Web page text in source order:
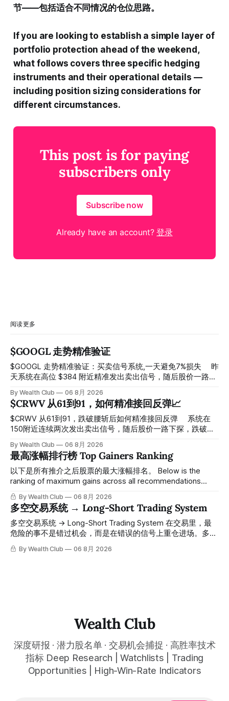
节——包括适合不同情况的仓位思路。
If you are looking to establish a simple layer of
portfolio protection ahead of the weekend,
what follows covers three specific hedging
instruments and their operational details —
including position sizing considerations for
different circumstances.
This post is for paying
subscribers only
Subscribe now
Already have an account?登录
阅读更多
$GOOGL 走势精准验证
$GOOGL 走势精准验证：买卖信号系统,一天避免7%损失 ⠀ 昨
天系统在高位 $384 附近精准发出卖出信号，随后股价一路下
工干预，无需猜顶猜底，系统结合大数据自动帮你读懂市场情
绪与资金流向的转折点。 ⠀ 想要使用同款买卖信号交易系统
指标，以及更多核心名单、深度研究报告、交易机会 :
thewealthclub.vip
By Wealth Club 06 8月 2026
$CRWV 从61到91，如何精准接回反弹📈
$CRWV 从61到91，跌破腰斩后如何精准接回反弹 ⠀ 系统在
150附近连续两次发出卖出信号，随后股价一路下探，跌破
61附近精准打出Breakout突破信号。 ⠀ 从突破点起算，股价
一路反弹，最高触及91，涨幅接近50%。 ⠀ 今天股价小幅回
调5.07%，收报85.33，仍然稳稳站在突破位置上方。 ⠀ 很多
人觉得交易辛苦，是因为把时间都花在自己画线、盯盘、分析
点。 ⠀ 而这套系统，已经帮你把大数据全部跑过一遍，市场
情绪、资金流向、趋势反转位置，全部自动分析整合，直接把
高胜率信号推送到你面前。 ⠀ 你需要做的，只是准备好一份
自己喜欢的公司清单，剩下的分析交给系统。 ⠀ 交易，本该
标，以及更多核心名单、深度研究报告、交易机会 :
By Wealth Club 06 8月 2026
最高涨幅排行榜 Top Gainers Ranking
以下是所有推介之后股票的最大涨幅排名。 Below is the
ranking of maximum gains across all recommendations
since inclusion. 统计区间为2025年11月1日至2026年7月12
日。所有推介的入场价、目标价及推介日期，均在对应期数
「交易机会」文章发布时同步公开，时间戳可完整溯源，付费
会员随时可交叉核实。 The tracking period covers
November 1, 2025 to July 12, 2026. All entry prices, price
simultaneously in the corresponding "Trading Ideas"
By Wealth Club 06 8月 2026
多空交易系统 → Long-Short Trading System
多空交易系统 → Long-Short Trading System 在交易里，最
危险的事不是错过机会，而是在错误的信号上重仓进场。多空
交易系统真正高胜率的交易，把最高确信度的市场结构，直接
呈现在你的图表上。 无需成为图表专家，强大的算法自动为
with any financial market — stocks, crypto,
By Wealth Club 06 8月 2026
Wealth Club
深度研报 · 潜力股名单 · 交易机会捕捉 · 高胜率技术
指标 Deep Research | Watchlists | Trading
Opportunities | High-Win-Rate Indicators